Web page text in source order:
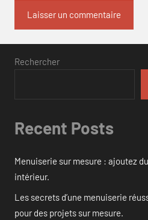
Rechercher
Recent Posts
Menuiserie sur mesure : ajoutez
intérieur.
Les secrets d’une menuiserie
pour des projets sur mesure.